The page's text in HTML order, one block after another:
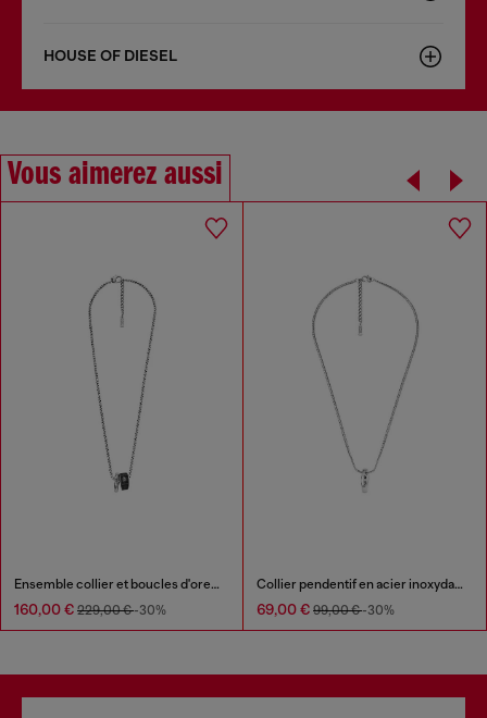
HOUSE OF DIESEL
Vous aimerez aussi
Ensemble collier et boucles d'oreilles en acier inoxydable
160,00 € 229,00 €-30%
Collier pendentif en acier inoxydable
69,00 € 99,00 €-30%